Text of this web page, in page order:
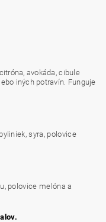
avokáda, cibule
iných potravín. Funguje
syra, polovice
polovice melóna a